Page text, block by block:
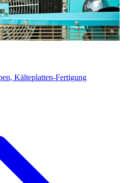
Kälteplatten-Fertigung